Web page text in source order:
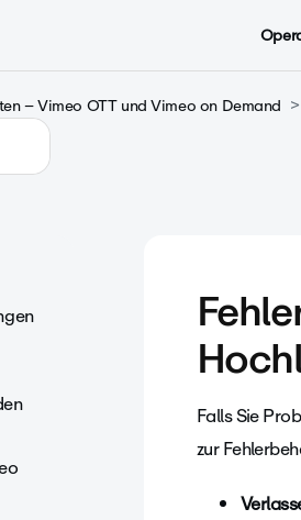
– Vimeo OTT und Vimeo on Demand
Falls Sie
zur